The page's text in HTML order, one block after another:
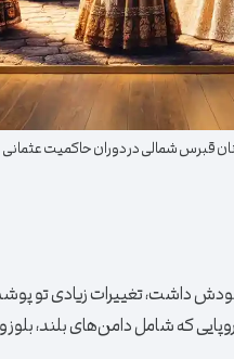
قبرس شمالی در دوران حاکمیت عثمانی
رو تحت کنترل خودش داشت، تغییرات
که شامل دامن‌های بلند،